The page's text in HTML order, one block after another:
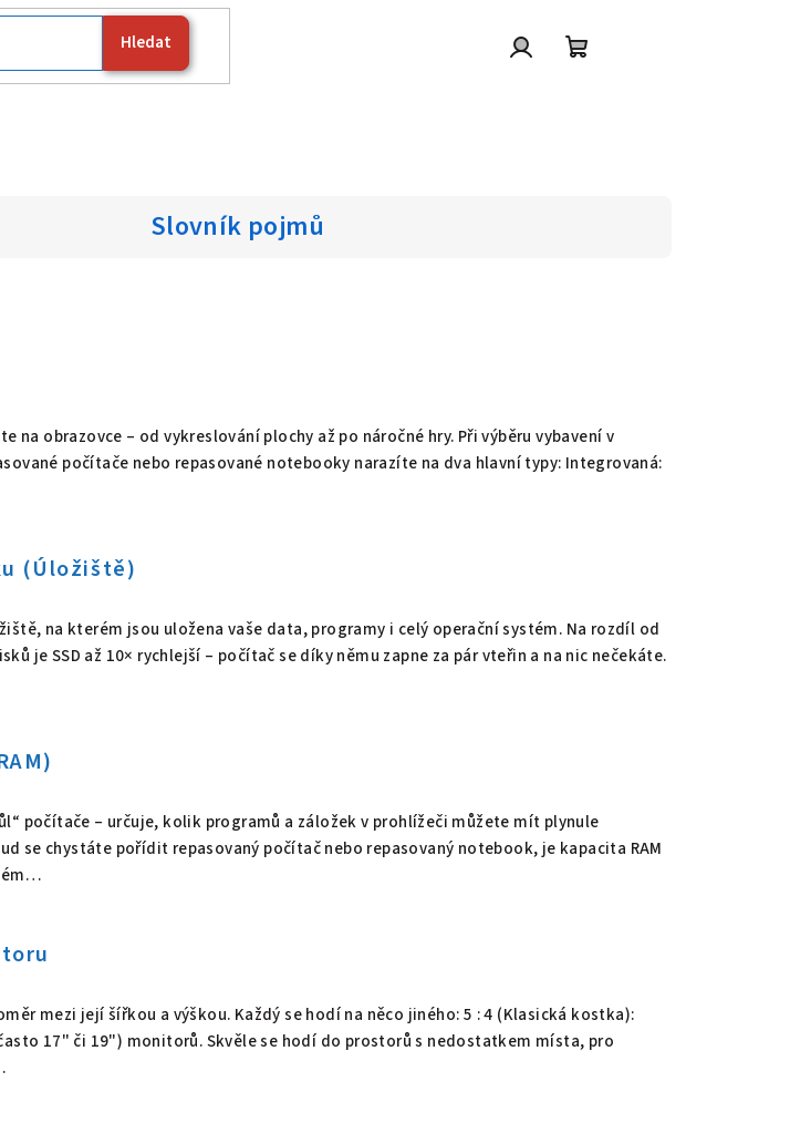
Hledat
Slovník pojmů
na obrazovce – od vykreslování plochy až po náročné hry. Při výběru vybavení v
počítače nebo repasované notebooky narazíte na dva hlavní typy: Integrovaná:
(Úložiště)
na kterém jsou uložena vaše data, programy i celý operační systém. Na rozdíl od
je SSD až 10× rychlejší – počítač se díky němu zapne za pár vteřin a na nic nečekáte.
počítače – určuje, kolik programů a záložek v prohlížeči můžete mít plynule
se chystáte pořídit repasovaný počítač nebo repasovaný notebook, je kapacita RAM
mezi její šířkou a výškou. Každý se hodí na něco jiného: 5 : 4 (Klasická kostka):
17" či 19") monitorů. Skvěle se hodí do prostorů s nedostatkem místa, pro